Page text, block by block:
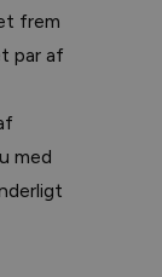
frem
par af
med